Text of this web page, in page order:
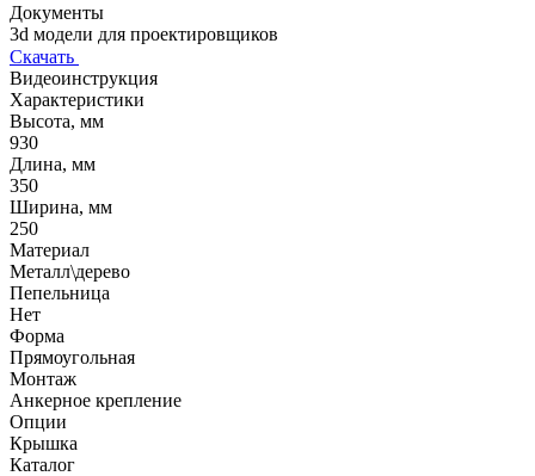
Документы
3d модели для проектировщиков
Скачать
Видеоинструкция
Характеристики
Высота, мм
930
Длина, мм
350
Ширина, мм
250
Материал
Металл\дерево
Пепельница
Нет
Форма
Прямоугольная
Монтаж
Анкерное крепление
Опции
Крышка
Каталог